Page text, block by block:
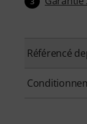
Référencé